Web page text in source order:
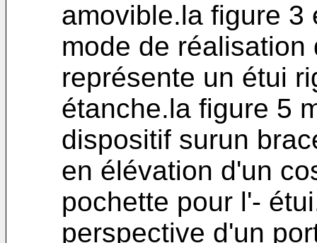
amovible.la figure 3
mode de
représente un étui
étanche.la figure 5
dispositif surun
en élévation d'un
pochette pour l'-
perspective d'un